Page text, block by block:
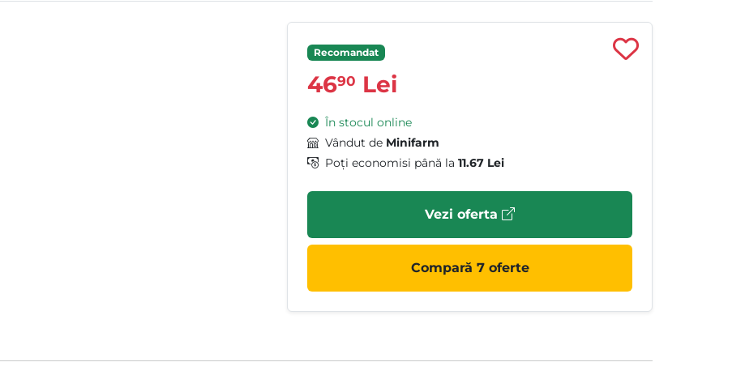
Recomandat
4690 Lei
În stocul online
Vândut de Minifarm
Poți economisi până la 11.67 Lei
Vezi oferta
Compară 7 oferte